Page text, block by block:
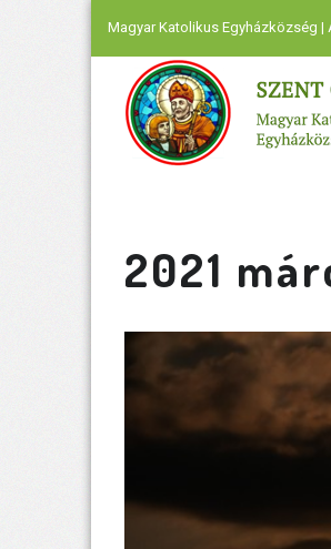
Magyar Katolikus Egyházközség |
2021